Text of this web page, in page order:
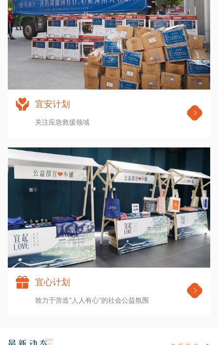
宜安计划
关注应急救援领域
宜心计划
致力于营造“人人有心”的社会公益氛围
DONG
TAI